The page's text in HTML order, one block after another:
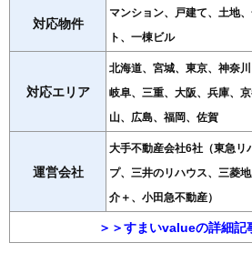
対応物件
マンション、戸建て、土地
ト、一棟ビル
対応エリア
北海道、宮城、東京、神奈
岐阜、三重、大阪、兵庫、
山、広島、福岡、佐賀
運営会社
大手不動産会社6社（東急リ
プ、三井のリハウス、三菱
介＋、小田急不動産）
＞＞すまいvalueの詳細記